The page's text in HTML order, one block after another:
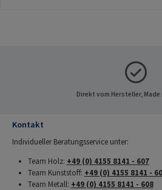
Direkt vom Hersteller, Made
Kontakt
Individueller Beratungsservice unter:
Team Holz: +49 (0) 4155 8141 - 607
Team Kunststoff: +49 (0) 4155 8141 -
Team Metall: +49 (0) 4155 8141 - 608